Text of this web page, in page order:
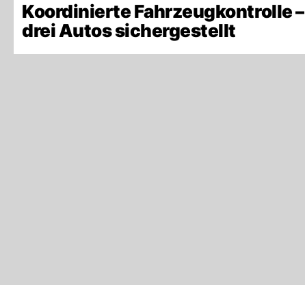
Koordinierte Fahrzeugkontrolle –
drei Autos sichergestellt